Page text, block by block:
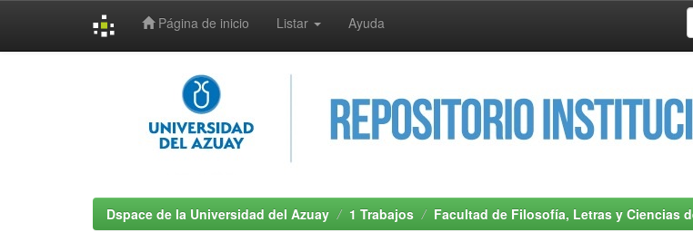
Página de inicio Listar Ayuda
Dspace de la Universidad del Azuay 1 Trabajos Facultad de Filosofía, Letras y Ciencias